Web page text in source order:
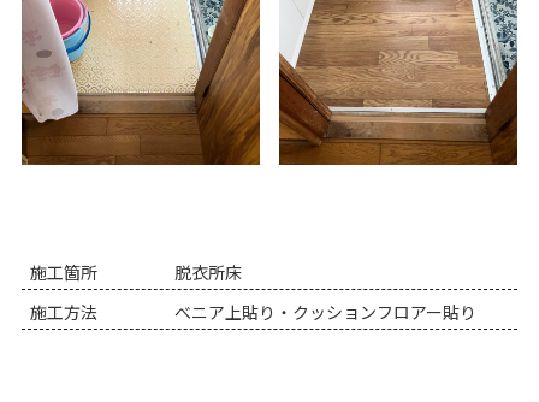
施工箇所
脱衣所床
施工方法
べニア上貼り・クッションフロアー貼り